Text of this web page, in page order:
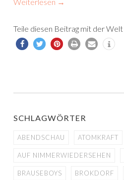
Weiterlesen →
Teile diesen Beitrag mit der Welt
SCHLAGWÖRTER
ABENDSCHAU ATOMKRAFT
AUF NIMMERWIEDERSEHEN
BRAUSEBOYS BROKDORF